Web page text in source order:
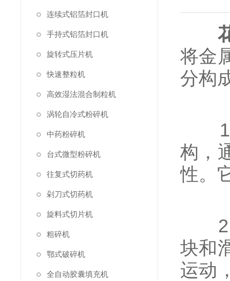
连续式铝箔封口机
手持式铝箔封口机
旋转式压片机
快速整粒机
高效湿法混合制粒机
涡轮自冷式粉碎机
中药粉碎机
台式微型粉碎机
往复式切药机
剁刀式切药机
旋料式切片机
粗碎机
鄂式破碎机
全自动胶囊填充机
将金
分构
1
构，
性。
2、
块和
运动